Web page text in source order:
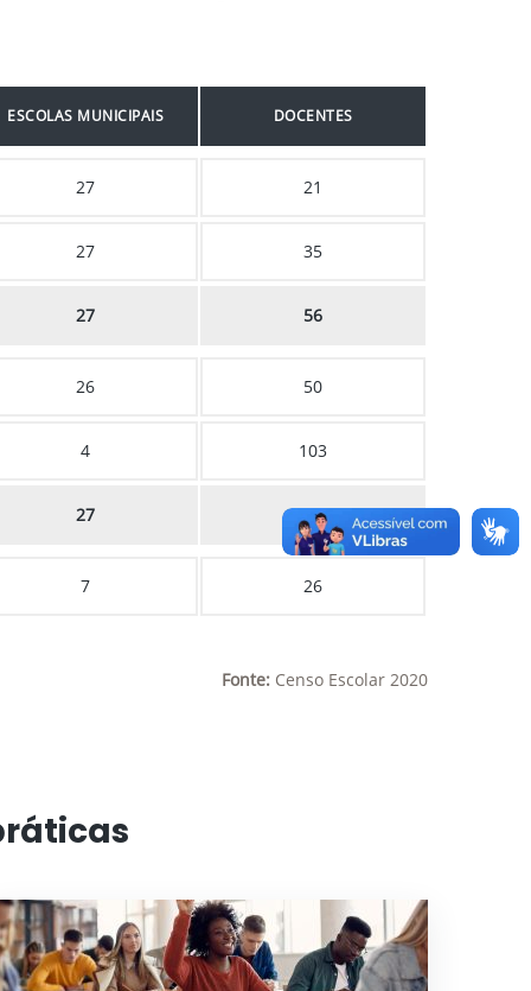
ESCOLAS MUNICIPAIS DOCENTES
27 21
27 35
27 56
26 50
4 103
27 156
7 26
Fonte: Censo Escolar 2020